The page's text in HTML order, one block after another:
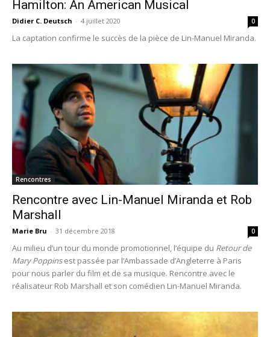
Hamilton: An American Musical
Didier C. Deutsch - 4 juillet 2020 0
La captation confirme le succès de la pièce de Lin-Manuel Miranda.
Rencontres
Rencontre avec Lin-Manuel Miranda et Rob
Marshall
Marie Bru - 31 décembre 2018 0
Au milieu d’un tour du monde promotionnel, l’équipe du Retour de
Mary Poppinsest passée par l’Ambassade d’Angleterre à Paris
pour nous parler du film et de sa musique. Rencontre avec le
réalisateur Rob Marshall et son comédien Lin-Manuel Miranda.